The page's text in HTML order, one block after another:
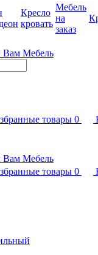
Кресло
кровать
Мебель
на
заказ
товары 0
товары 0